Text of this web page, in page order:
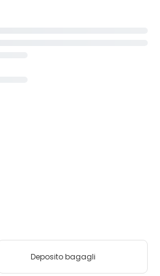
Deposito bagagli